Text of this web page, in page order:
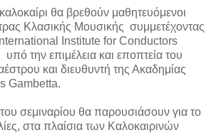
θα βρεθούν μαθητευόμενοι
Κλασικής Μουσικής συμμετέχοντας
Institute for Conductors
την επιμέλεια και εποπτεία του
και διευθυντή της Ακαδημίας
Gambetta.
σεμιναρίου θα παρουσιάσουν για το
στα πλαίσια των Καλοκαιρινών